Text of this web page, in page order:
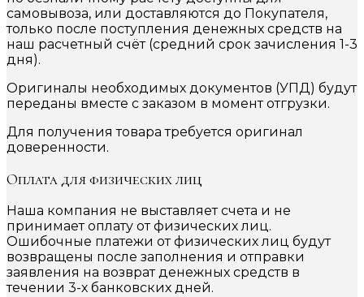
самовывоза, или доставляются до Покупателя,
только после поступления денежных средств на
наш расчетный счёт (средний срок зачисления 1-3
дня).
Оригиналы необходимых документов (УПД) будут
переданы вместе с заказом в момент отгрузки.
Для получения товара требуется оригинал
доверенности.
Оплата для физических лиц
Наша компания не выставляет счета и не
принимает оплату от физических лиц.
Ошибочные платежи от физических лиц будут
возвращены после заполнения и отправки
заявления на возврат денежных средств в
течении 3-х банковских дней.